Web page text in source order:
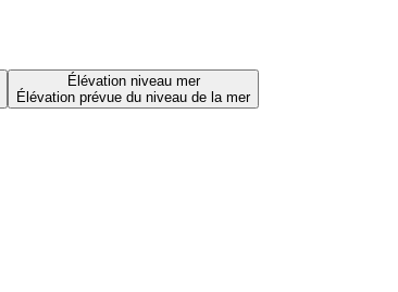
Élévation niveau mer
Élévation prévue du niveau de la mer